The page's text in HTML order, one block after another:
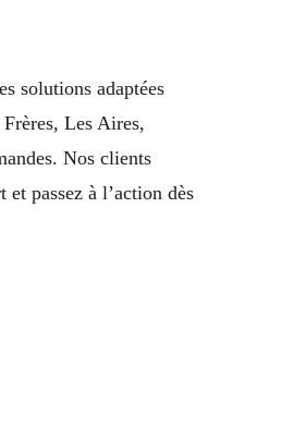
solutions adaptées
Les Aires,
Nos clients
passez à l’action dès